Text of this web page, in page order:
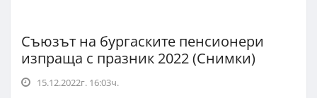
Съюзът на бургаските пенсионери
изпраща с празник 2022 (Снимки)
15.12.2022г. 16:03ч.